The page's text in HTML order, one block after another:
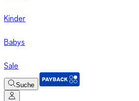
Kinder
Babys
Sale
Suche